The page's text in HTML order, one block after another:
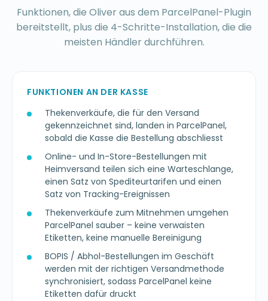
Funktionen, die Oliver aus dem ParcelPanel-Plugin
bereitstellt, plus die 4-Schritte-Installation, die die
meisten Händler durchführen.
FUNKTIONEN AN DER KASSE
Thekenverkäufe, die für den Versand
gekennzeichnet sind, landen in ParcelPanel,
sobald die Kasse die Bestellung abschliesst
Online- und In-Store-Bestellungen mit
Heimversand teilen sich eine Warteschlange,
einen Satz von Spediteurtarifen und einen
Satz von Tracking-Ereignissen
Thekenverkäufe zum Mitnehmen umgehen
ParcelPanel sauber – keine verwaisten
Etiketten, keine manuelle Bereinigung
BOPIS / Abhol-Bestellungen im Geschäft
werden mit der richtigen Versandmethode
synchronisiert, sodass ParcelPanel keine
Etiketten dafür druckt